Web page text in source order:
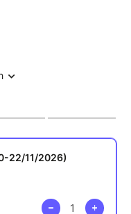
— en douceur,
performance.
et ce qui
aimeriez
vous créer en vous